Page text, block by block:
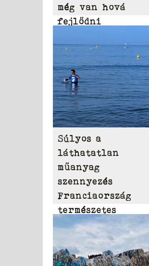
még van hová
fejlődni
Súlyos a
láthatatlan
műanyag
szennyezés
Franciaország
természetes
vizeiben